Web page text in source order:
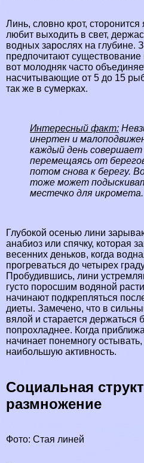
Линь, словно крот, сторонится
любит выходить в свет,
водных зарослях на глубине.
предпочитают
вот молодняк часто
насчитывающие от 5 до 15
так же в сумерках.
Интересный факт:
инертен и
каждый день
перемещаясь от
потом снова к берегу.
тоже может
местечко для икромета.
Глубокой осенью лини
анабиоз или спячку, которая
весенних деньков, когда
прогреваться до четырех
Пробудившись, лини
густо поросшим водяной
начинают подкрепляться
диеты. Замечено, что в
вялой и старается держаться
попрохладнее. Когда
начинает понемногу
наибольшую активность.
Социальная
размножение
Фото: Стая линей